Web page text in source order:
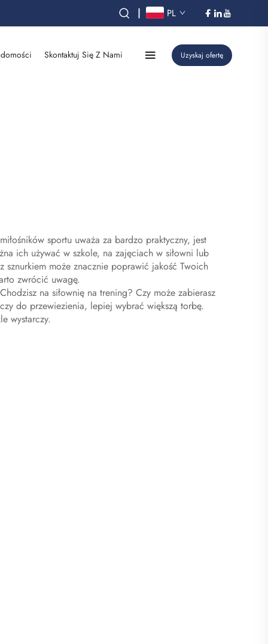
| PL
Skontaktuj Się Z Nami Uzyskaj ofertę
sportu uważa za bardzo praktyczny, jest
ich używać w szkole, na zajęciach w siłowni lub
może znacznie poprawić jakość Twoich
zwrócić uwagę.
na siłownię na trening? Czy może zabierasz
do przewiezienia, lepiej wybrać większą torbę.
wystarczy.